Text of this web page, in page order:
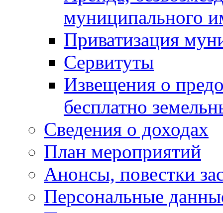
муниципального
Приватизация
Сервитуты
Извещения о
бесплатно
Сведения о доходах
План мероприятий
Анонсы, повестки
Персональные